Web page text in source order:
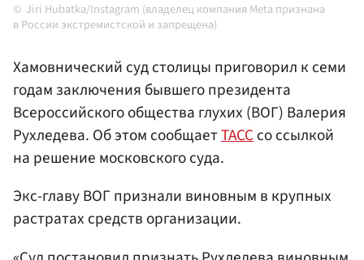
Jiri Hubatka/Instagram (владелец компания Meta признана
в России экстремистской и запрещена)
Хамовнический суд столицы приговорил к семи
годам заключения бывшего президента
Всероссийского общества глухих (ВОГ) Валерия
Рухледева. Об этом сообщаетТАССсо ссылкой
на решение московского суда.
Экс-главу ВОГ признали виновным в крупных
растратах средств организации.